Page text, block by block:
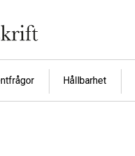
Hållbarhet